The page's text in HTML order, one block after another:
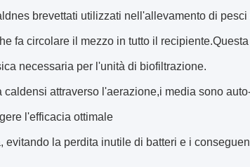
brevettati utilizzati nell'allevamento di
fa circolare il mezzo in tutto il
necessaria per l'unità di biofiltrazione.
attraverso l'aerazione,i media sono
l'efficacia ottimale
la perdita inutile di batteri e i